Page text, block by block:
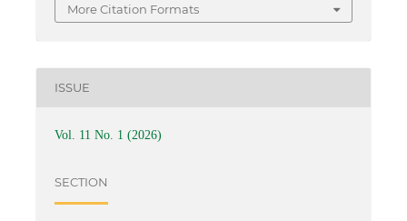
More Citation Formats
ISSUE
Vol. 11 No. 1 (2026)
SECTION